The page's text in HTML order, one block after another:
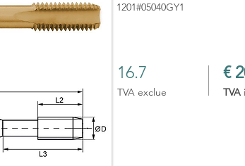
1201#05040GY1
16.7 €
TVA exclue TVA